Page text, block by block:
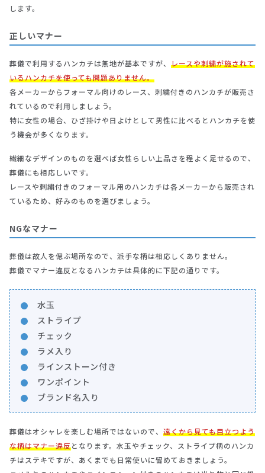
します。
正しいマナー
葬儀で利用するハンカチは無地が基本ですが、 レースや刺繍が施されて
いるハンカチを使っても問題ありません。
各メーカーからフォーマル向けのレース、刺繍付きのハンカチが販売さ
れているので利用しましょう。
特に女性の場合、ひざ掛けや日よけとして男性に比べるとハンカチを使
う機会が多くなります。
繊細なデザインのものを選べば女性らしい上品さを程よく足せるので、
葬儀にも相応しいです。
レースや刺繍付きのフォーマル用のハンカチは各メーカーから販売され
ているため、好みのものを選びましょう。
NGなマナー
葬儀は故人を偲ぶ場所なので、派手な柄は相応しくありません。
葬儀でマナー違反となるハンカチは具体的に下記の通りです。
水玉
ストライプ
チェック
ラメ入り
ラインストーン付き
ワンポイント
ブランド名入り
葬儀はオシャレを楽しむ場所ではないので、 遠くから見ても目立つよう
な柄はマナー違反となります。水玉やチェック、ストライプ柄のハンカ
チはステキですが、あくまでも日常使いに留めておきましょう。